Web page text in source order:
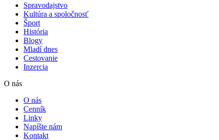
Spravodajstvo
Kultúra a spoločnosť
Šport
História
Blogy
Mladí dnes
Cestovanie
Inzercia
O nás
O nás
Cenník
Linky
Napíšte nám
Kontakt